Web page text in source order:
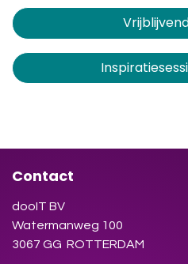
Contact
dooIT BV
Watermanweg 100
3067 GG ROTTERDAM